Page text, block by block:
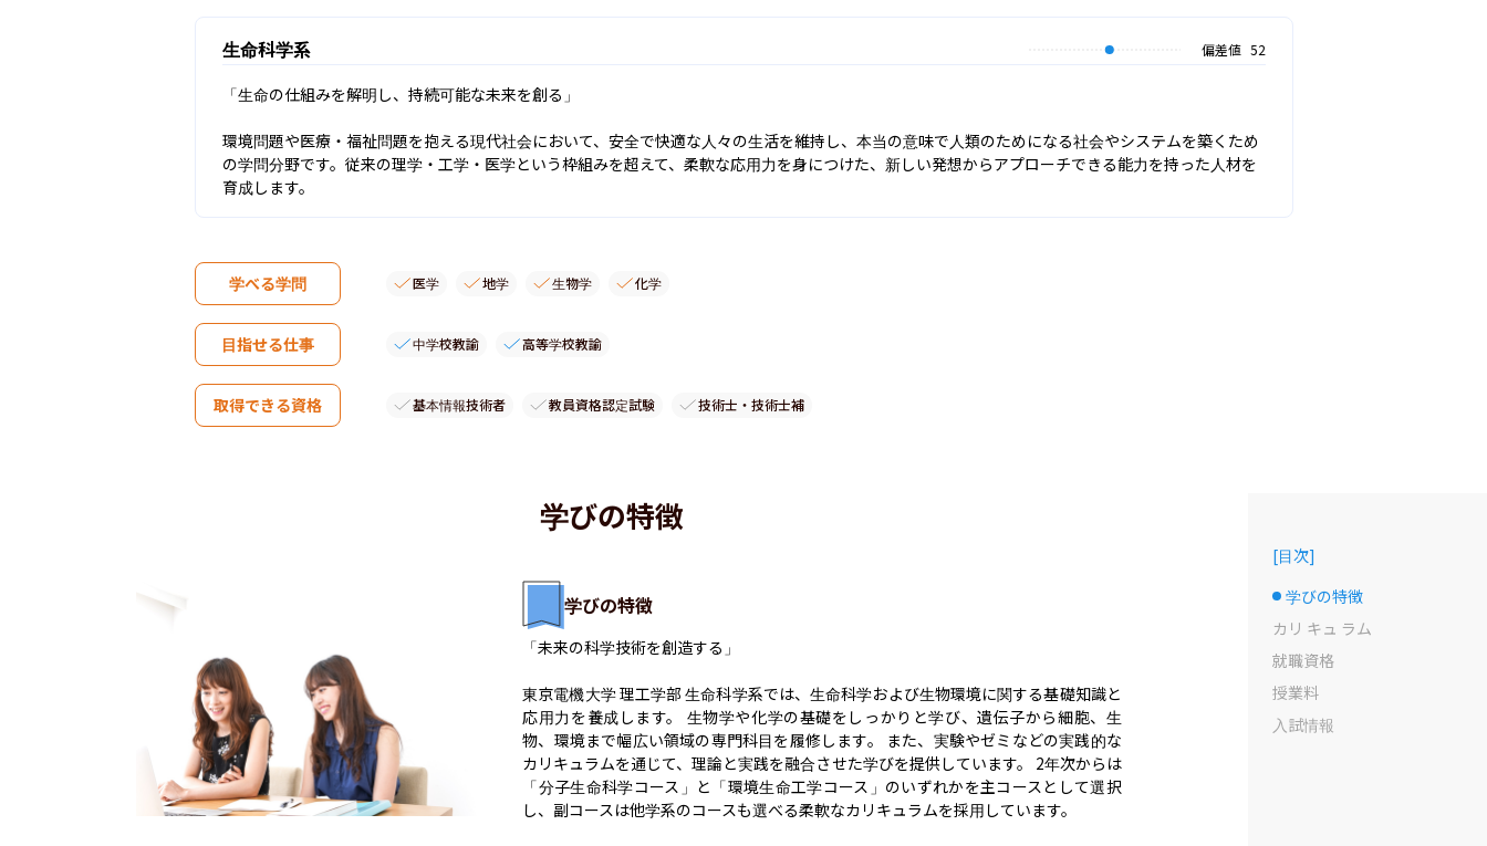
生命科学系 偏差値 52
「生命の仕組みを解明し、持続可能な未来を創る」
環境問題や医療・福祉問題を抱える現代社会において、安全で快適な人々の生活を維持し、本当の意味で人類のためになる社会やシステムを築くため
の学問分野です。従来の理学・工学・医学という枠組みを超えて、柔軟な応用力を身につけた、新しい発想からアプローチできる能力を持った人材を
育成します。
学べる学問 医学 地学 生物学 化学
目指せる仕事 中学校教諭 高等学校教諭
取得できる資格 基本情報技術者 教員資格認定試験 技術士・技術士補
学びの特徴
学びの特徴
「未来の科学技術を創造する」​
東京電機大学 理工学部 生命科学系では、生命科学および生物環境に関する基礎知識と
応用力を養成します。 生物学や化学の基礎をしっかりと学び、遺伝子から細胞、生
物、環境まで幅広い領域の専門科目を履修します。 また、実験やゼミなどの実践的な
カリキュラムを通じて、理論と実践を融合させた学びを提供しています。 ​2年次からは
「分子生命科学コース」と「環境生命工学コース」のいずれかを主コースとして選択
し、副コースは他学系のコースも選べる柔軟なカリキュラムを採用しています。
[目次]
選択中のドット
学びの特徴
カリ キュ ラム
就職資格
授業料
入試情報